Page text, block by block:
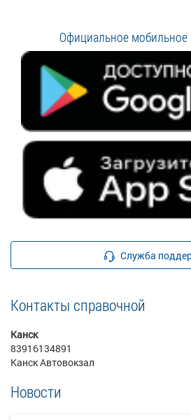
Официальное
Служба
Контакты справочной
Канск
83916134891
Канск Автовокзал
Новости